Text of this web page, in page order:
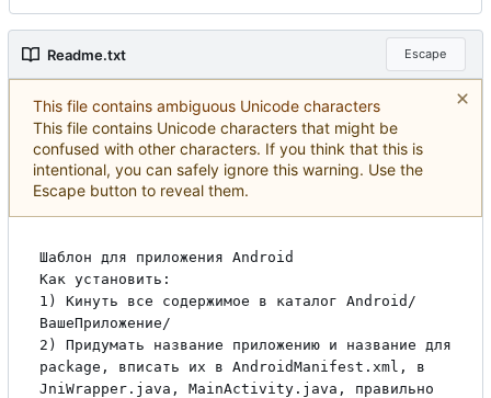
Readme.txt Escape
This file contains ambiguous Unicode characters
This file contains Unicode characters that might be
confused with other characters. If you think that this is
intentional, you can safely ignore this warning. Use the
Escape button to reveal them.
Шаблон для приложения Android
Как установить:
1) Кинуть все содержимое в каталог Android/
ВашеПриложение/
2) Придумать название приложению и название для
package, вписать их в AndroidManifest.xml, в
JniWrapper.java, MainActivity.java, правильно